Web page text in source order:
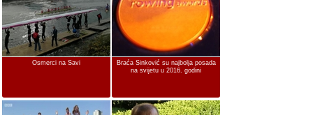
Osmerci na Savi
Braća Sinković su najbolja posada
na svijetu u 2016. godini